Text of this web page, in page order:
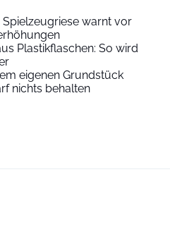
warnt vor
Plastikflaschen: So wird
eigenen Grundstück
nichts behalten